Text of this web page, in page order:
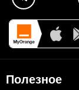
Полезное